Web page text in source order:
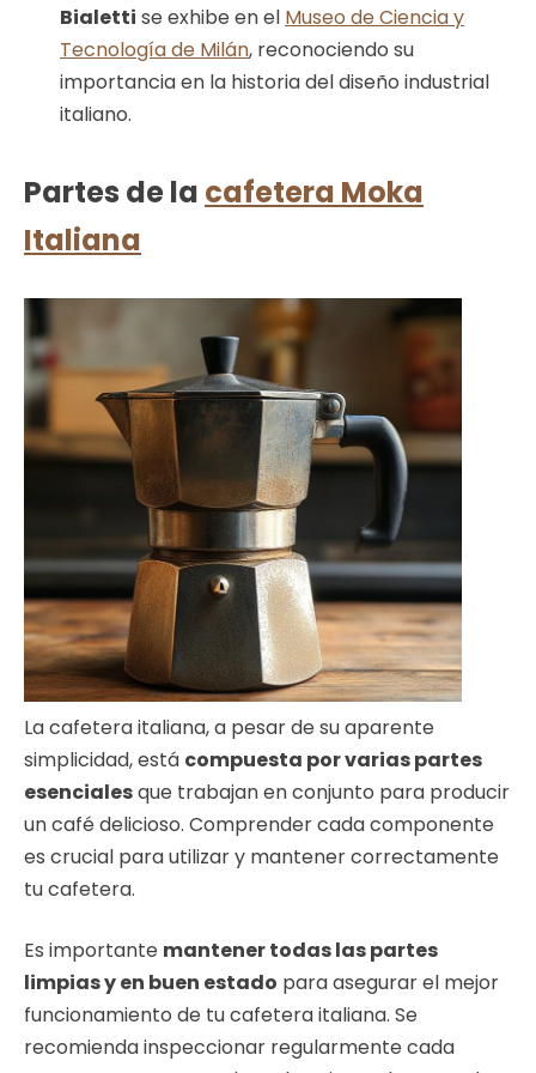
Bialetti se exhibe en el Museo de Ciencia y
Tecnología de Milán, reconociendo su
importancia en la historia del diseño industrial
italiano.
Partes de la cafetera Moka
Italiana
La cafetera italiana, a pesar de su aparente
simplicidad, está compuesta por varias partes
esencialesque trabajan en conjunto para producir
un café delicioso. Comprender cada componente
es crucial para utilizar y mantener correctamente
tu cafetera.
Es importante mantener todas las partes
limpias y en buen estado para asegurar el mejor
funcionamiento de tu cafetera italiana. Se
recomienda inspeccionar regularmente cada